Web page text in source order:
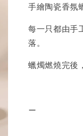
手繪陶瓷香氛
每一只都由手
落。
蠟燭燃燒完後
—